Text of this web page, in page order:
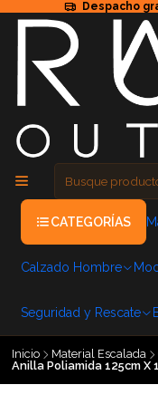
Despacho
CATEGORÍAS
Calzado Hombre
Seguridad y Rescate
Inicio Material Escalada
Anilla Poliamida 125cm X